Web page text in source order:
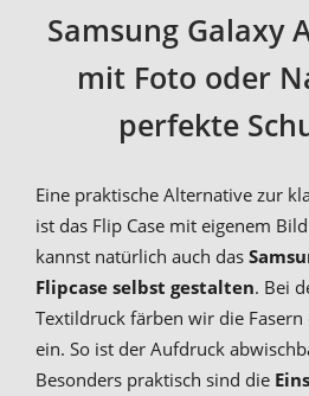
Samsung Galaxy
mit Foto oder
perfekte
Eine praktische Alternative zur
ist das Flip Case mit eigenem
kannst natürlich auch das
Flipcase selbst gestalten. Bei
Textildruck färben wir die Fasern
ein. So ist der Aufdruck
Besonders praktisch sind die